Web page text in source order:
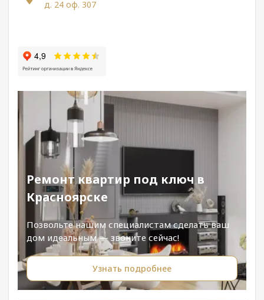
д. 24 оф. 307
Ремонт квартир под ключ в
Красноярске
Позвольте нашим специалистам сделать ваш
дом идеальным — звоните сейчас!
Узнать подробнее